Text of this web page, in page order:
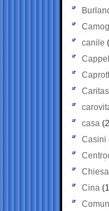
canile
Caritas
casa
Casini
Chiesa
Cina